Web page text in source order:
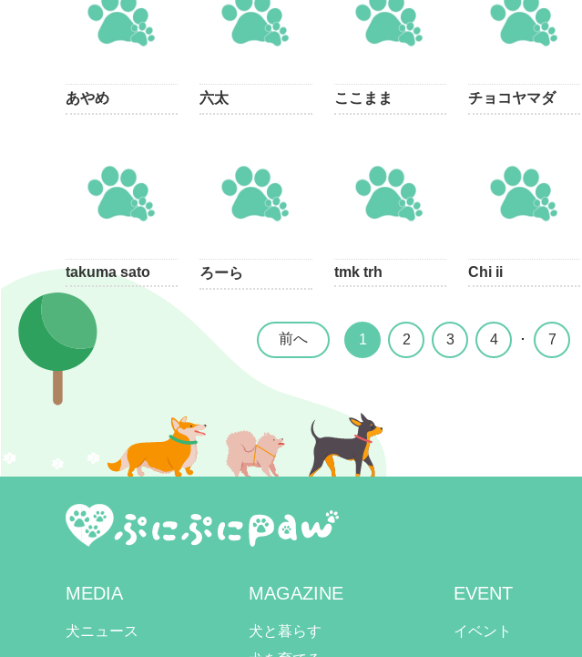
あやめ 六太 ここまま チョコヤマダ
takuma sato ろーら tmk trh Chi ii
前へ 1 2 3 4 ･ 7
MEDIA
犬ニュース
MAGAZINE
犬と暮らす
EVENT
イベント